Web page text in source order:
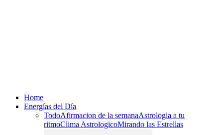
Home
Energías del Día
TodoAfirmacion de la semanaAstrologia a tu
ritmoClima AstrologicoMirando las Estrellas